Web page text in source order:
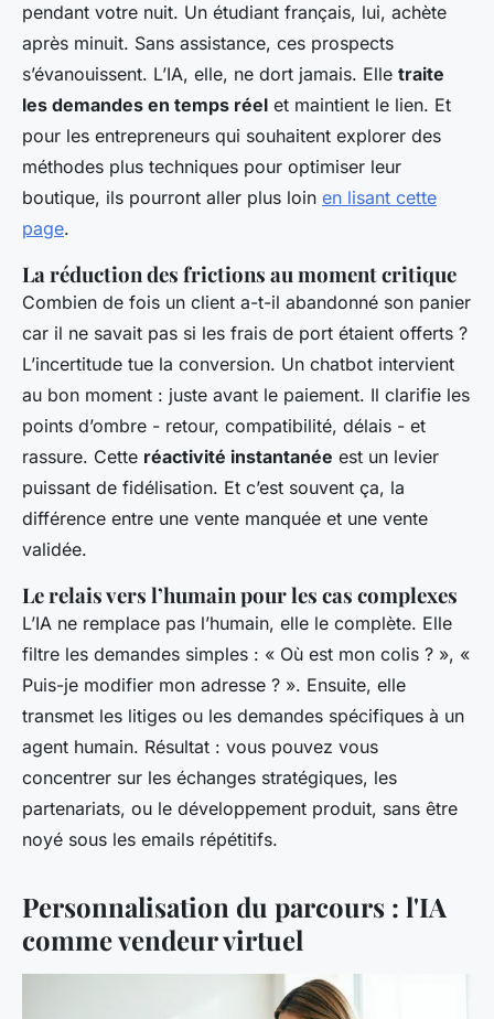
pendant votre nuit. Un étudiant français, lui, achète
après minuit. Sans assistance, ces prospects
s’évanouissent. L’IA, elle, ne dort jamais. Elle traite
les demandes en temps réel et maintient le lien. Et
pour les entrepreneurs qui souhaitent explorer des
méthodes plus techniques pour optimiser leur
boutique, ils pourront aller plus loin en lisant cette
page.
La réduction des frictions au moment critique
Combien de fois un client a-t-il abandonné son panier
car il ne savait pas si les frais de port étaient offerts ?
L’incertitude tue la conversion. Un chatbot intervient
au bon moment : juste avant le paiement. Il clarifie les
points d’ombre - retour, compatibilité, délais - et
rassure. Cette réactivité instantanée est un levier
puissant de fidélisation. Et c’est souvent ça, la
différence entre une vente manquée et une vente
validée.
Le relais vers l’humain pour les cas complexes
L’IA ne remplace pas l’humain, elle le complète. Elle
filtre les demandes simples : « Où est mon colis ? », «
Puis-je modifier mon adresse ? ». Ensuite, elle
transmet les litiges ou les demandes spécifiques à un
agent humain. Résultat : vous pouvez vous
concentrer sur les échanges stratégiques, les
partenariats, ou le développement produit, sans être
noyé sous les emails répétitifs.
Personnalisation du parcours : l'IA
comme vendeur virtuel